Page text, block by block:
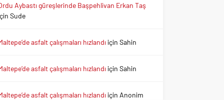
Aybastı güreşlerinde Başpehlivan Erkan Taş
Sude
asfalt çalışmaları hızlandı içinSahin
asfalt çalışmaları hızlandı içinSahin
asfalt çalışmaları hızlandı için Anonim